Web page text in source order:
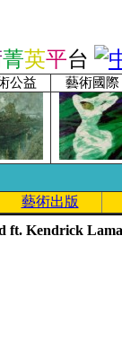
菁英平台
公益 藝術國際
藝術出版
ft. Kendrick